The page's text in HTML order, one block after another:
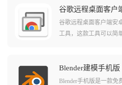
在这里能够进行工作上
中出现的各种问题。
谷歌远程桌面客户
谷歌远程桌面客户端安
工具，这款工具可以简
就能快速无卡顿的进行
的高，对于大部分需要
Blender建模手机版
Blender手机版是一款免